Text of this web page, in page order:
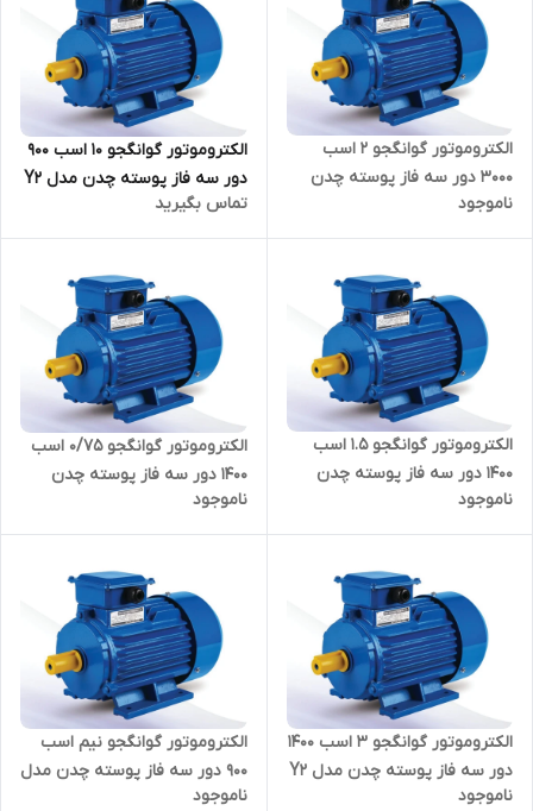
الکتروموتور گوانگجو 2 اسب
3000 دور سه فاز پوسته چدن
مدل Y2 ترمینال بالا
ناموجود
الکتروموتور گوانگجو 10 اسب 900
دور سه فاز پوسته چدن مدل Y2
ترمینال بالا
تماس بگیرید
الکتروموتور گوانگجو 1.5 اسب
1400 دور سه فاز پوسته چدن
مدل Y2 ترمینال بالا
ناموجود
الکتروموتور گوانگجو 0/75 اسب
1400 دور سه فاز پوسته چدن
مدل Y2 ترمینال بالا
ناموجود
الکتروموتور گوانگجو 3 اسب 1400
دور سه فاز پوسته چدن مدل Y2
ترمینال بالا
ناموجود
الکتروموتور گوانگجو نیم اسب
900 دور سه فاز پوسته چدن مدل
Y2 ترمینال بالا
ناموجود